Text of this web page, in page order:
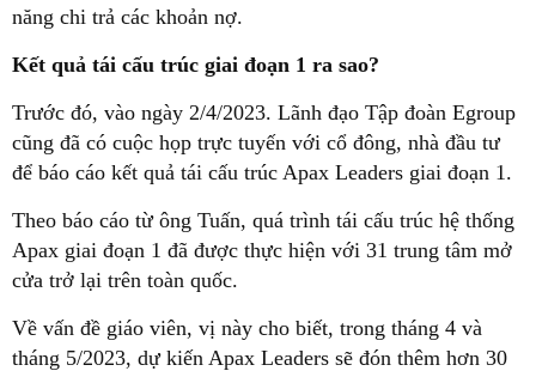
năng chi trả các khoản nợ.
Kết quả tái cấu trúc giai đoạn 1 ra sao?
Trước đó, vào ngày 2/4/2023. Lãnh đạo Tập đoàn Egroup
cũng đã có cuộc họp trực tuyến với cổ đông, nhà đầu tư
để báo cáo kết quả tái cấu trúc Apax Leaders giai đoạn 1.
Theo báo cáo từ ông Tuấn, quá trình tái cấu trúc hệ thống
Apax giai đoạn 1 đã được thực hiện với 31 trung tâm mở
cửa trở lại trên toàn quốc.
Về vấn đề giáo viên, vị này cho biết, trong tháng 4 và
tháng 5/2023, dự kiến Apax Leaders sẽ đón thêm hơn 30